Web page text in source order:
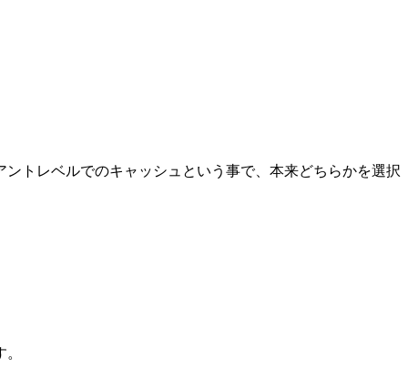
トレベルでのキャッシュという事で、本来どちらかを選択